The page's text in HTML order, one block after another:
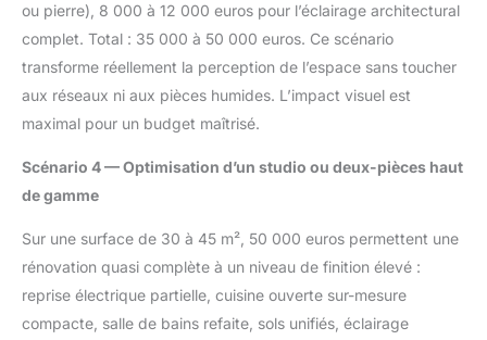
ou pierre), 8 000 à 12 000 euros pour l’éclairage architectural
complet. Total : 35 000 à 50 000 euros. Ce scénario
transforme réellement la perception de l’espace sans toucher
aux réseaux ni aux pièces humides. L’impact visuel est
maximal pour un budget maîtrisé.
Scénario 4 — Optimisation d’un studio ou deux-pièces haut
de gamme
Sur une surface de 30 à 45 m², 50 000 euros permettent une
rénovation quasi complète à un niveau de finition élevé :
reprise électrique partielle, cuisine ouverte sur-mesure
compacte, salle de bains refaite, sols unifiés, éclairage